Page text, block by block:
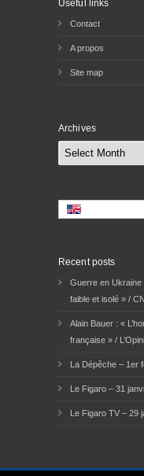
Useful links
Contact
A propos
Site map
Archives
Archives
Recent posts
Guerre en Ukraine
faible et isolé » /
Alain Bauer : «
française » /
La Dépêche – 1er
Le Figaro – 31
Le Figaro TV – 29